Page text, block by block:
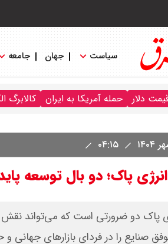
سیاست جهان جامعه
دلار حمله آمریکا به ایران کالابرگ
پاک؛ دو بال توسعه
پاک دو ضرورتی است که می‌تواند
صنایع را در فردای بازارهای